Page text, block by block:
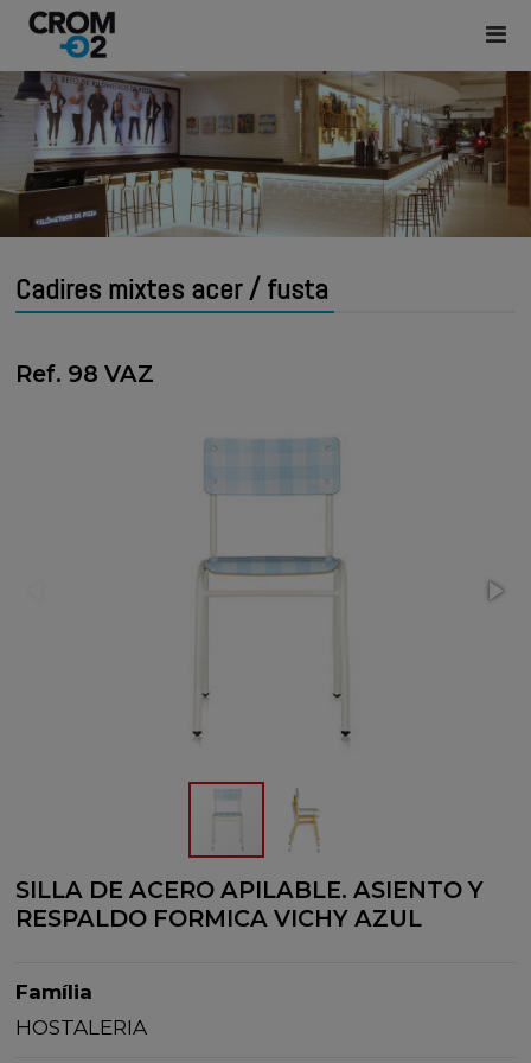
Cadires mixtes acer / fusta
Ref. 98 VAZ
SILLA DE ACERO APILABLE. ASIENTO Y
RESPALDO FORMICA VICHY AZUL
Família
HOSTALERIA